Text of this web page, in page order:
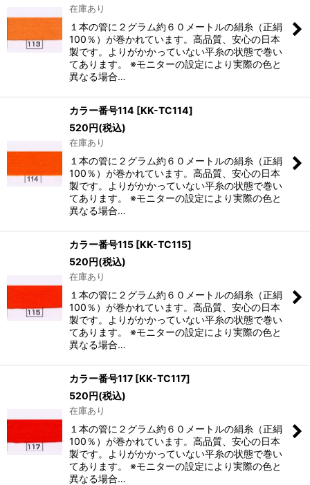
在庫あり
１本の管に２グラム約６０メートルの絹糸（正絹
100％）が巻かれています。高品質、安心の日本
製です。よりがかかっていない平糸の状態で巻い
てあります。 ※モニターの設定により実際の色と
異なる場合…
カラー番号114 [KK-TC114]
520円(税込)
在庫あり
１本の管に２グラム約６０メートルの絹糸（正絹
100％）が巻かれています。高品質、安心の日本
製です。よりがかかっていない平糸の状態で巻い
てあります。 ※モニターの設定により実際の色と
異なる場合…
カラー番号115 [KK-TC115]
520円(税込)
在庫あり
１本の管に２グラム約６０メートルの絹糸（正絹
100％）が巻かれています。高品質、安心の日本
製です。よりがかかっていない平糸の状態で巻い
てあります。 ※モニターの設定により実際の色と
異なる場合…
カラー番号117 [KK-TC117]
520円(税込)
在庫あり
１本の管に２グラム約６０メートルの絹糸（正絹
100％）が巻かれています。高品質、安心の日本
製です。よりがかかっていない平糸の状態で巻い
てあります。 ※モニターの設定により実際の色と
異なる場合…